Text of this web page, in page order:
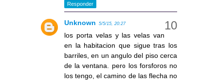
Responder
Unknown 5/5/15, 20:27
los porta velas y las velas van
en la habitacion que sigue tras los
barriles, en un angulo del piso cerca
de la ventana. pero los forsforos no
los tengo, el camino de las flecha no